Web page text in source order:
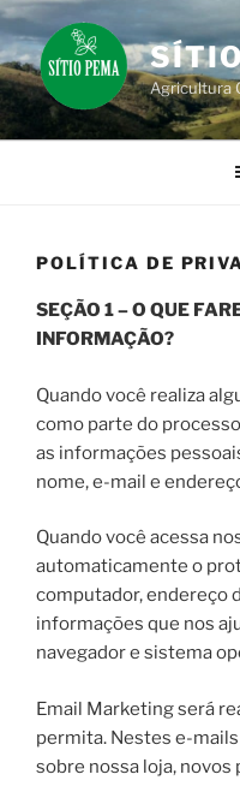
Pular
para
o
conteúdo
Agricultura
POLÍTICA DE
SEÇÃO 1 – O QUE
INFORMAÇÃO?
Quando você realiza
como parte do
as informações
nome, e-mail e
Quando você acessa
automaticamente o
computador, endereço
informações que nos
navegador e sistema
Email Marketing será
permita. Nestes e-
sobre nossa loja,